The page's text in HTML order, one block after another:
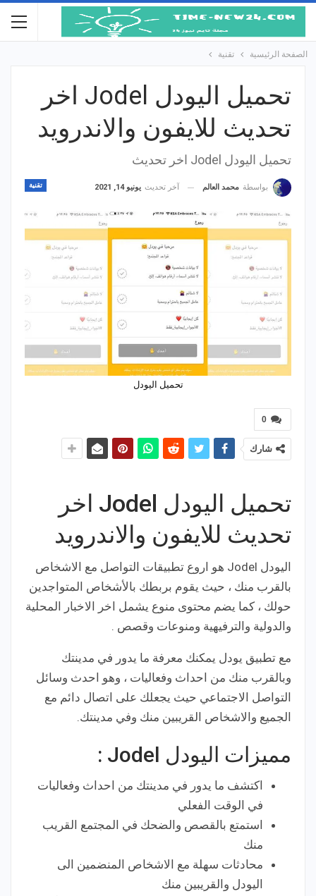
الصفحة الرئيسية تقنية
تحميل اليودل Jodel اخر
تحديث للايفون والاندرويد
تحميل اليودل Jodel اخر تحديث
تقنية بواسطة محمد العالم آخر تحديث يونيو 14, 2021
تحميل اليودل
0
شارك
تحميل اليودل Jodel اخر
تحديث للايفون والاندرويد
اليودل Jodel هو اروع تطبيقات التواصل مع الاشخاص
بالقرب منك ، حيث يقوم بربطك بالأشخاص المتواجدين
حولك ، كما يضم محتوى منوع يشمل اخر الاخبار المحلية
والدولية والترفيهية ومنوعات وقصص .
مع تطبيق يودل يمكنك معرفة ما يدور في مدينتك
وبالقرب منك من احداث وفعاليات ، وهو احدث وسائل
التواصل الاجتماعي حيث يجعلك على اتصال دائم مع
الجميع والاشخاص القريبين منك وفي مدينتك.
مميزات اليودل Jodel :
اكتشف ما يدور في مدينتك من احداث وفعاليات
في الوقت الفعلي
استمتع بالقصص والضحك في المجتمع القريب
منك
محادثات سهلة مع الاشخاص المنضمين الى
اليودل والقريبين منك